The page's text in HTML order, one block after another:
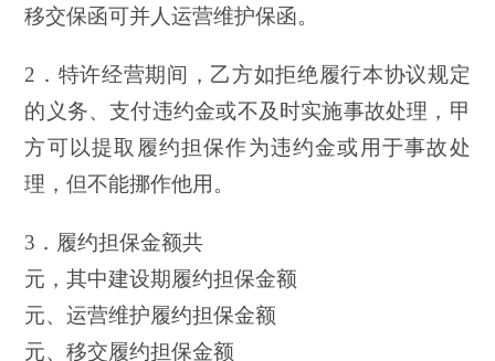
移交保函可并人运营维护保函。
2．特许经营期间，乙方如拒绝履行本协议规定
的义务、支付违约金或不及时实施事故处理，甲
方可以提取履约担保作为违约金或用于事故处
理，但不能挪作他用。
3．履约担保金额共
元，其中建设期履约担保金额
元、运营维护履约担保金额
元、移交履约担保金额